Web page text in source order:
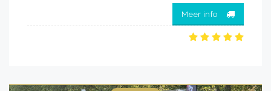
Meer info